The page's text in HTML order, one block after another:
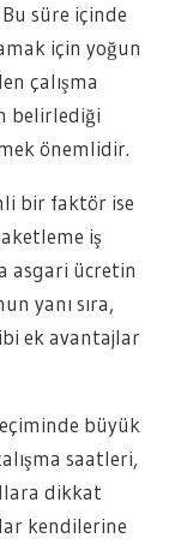
süre içinde
için yoğun
çalışma
belirlediği
önemlidir.
bir faktör ise
iş
asgari ücretin
yanı sıra,
ek avantajlar
büyük
saatleri,
dikkat
kendilerine